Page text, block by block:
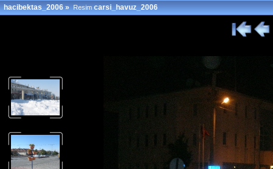
hacibektas_2006»Resimcarsi_havuz_2006